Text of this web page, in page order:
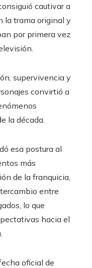
cautivar a
la trama original y
por primera vez
supervivencia y
convirtió a
la década.
esa postura al
más
de la franquicia,
entre
lo que
hacia el
oficial de